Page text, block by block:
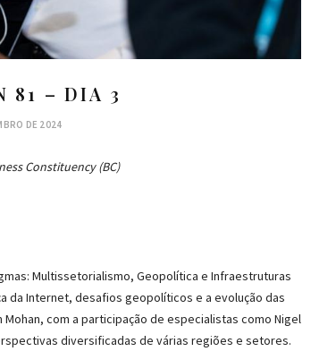
81 – DIA 3
DE 2024
Constituency (BC)
Multissetorialismo, Geopolítica e Infraestruturas
da Internet, desafios geopolíticos e a evolução das
com a participação de especialistas como Nigel
diversificadas de várias regiões e setores.